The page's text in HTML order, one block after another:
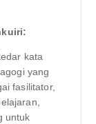
kata
yang
fasilitator,
untuk